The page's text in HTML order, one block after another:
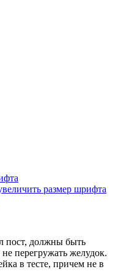
размер шрифта
пост, должны быть
перегружать желудок.
в тесте, причем не в